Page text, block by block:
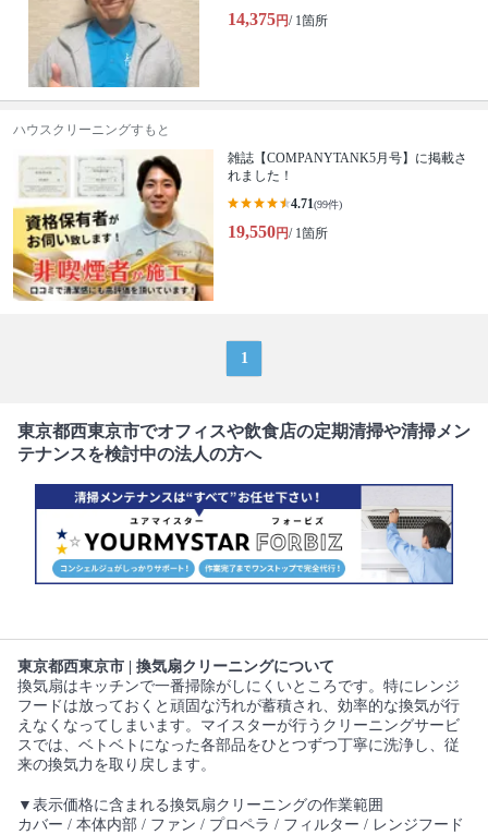
14,375円/ 1箇所
ハウスクリーニングすもと
雑誌【COMPANYTANK5月号】に掲載さ
れました！
4.71(99件)
19,550円/ 1箇所
1
東京都西東京市でオフィスや飲食店の定期清掃や清掃メン
テナンスを検討中の法人の方へ
東京都西東京市 | 換気扇クリーニングについて
換気扇はキッチンで一番掃除がしにくいところです。特にレンジ
フードは放っておくと頑固な汚れが蓄積され、効率的な換気が行
えなくなってしまいます。マイスターが行うクリーニングサービ
スでは、ベトベトになった各部品をひとつずつ丁寧に洗浄し、従
来の換気力を取り戻します。
▼表示価格に含まれる換気扇クリーニングの作業範囲
カバー / 本体内部 / ファン / プロペラ / フィルター / レンジフード